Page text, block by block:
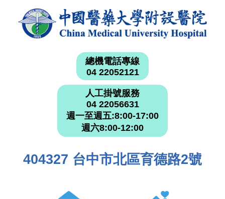
總機電話專線
04 22052121
人工掛號服務
04 22056631
週一至週五:8:00-17:00
週六8:00-12:00
404327 台中市北區育德路2號